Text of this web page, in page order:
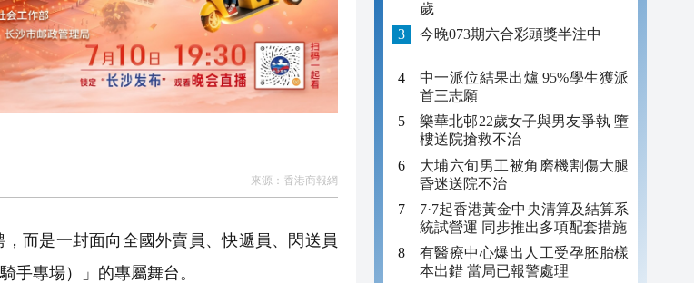
09:09
來源： 香港商報網
而是一封面向全國外賣員、快遞員、閃送員
手專場）」的專屬舞台。
歲
今晚073期六合彩頭獎半注中
中一派位結果出爐 95%學生獲派
首三志願
樂華北邨22歲女子與男友爭執 墮
樓送院搶救不治
大埔六旬男工被角磨機割傷大腿
昏迷送院不治
7·7起香港黃金中央清算及結算系
統試營運 同步推出多項配套措施
有醫療中心爆出人工受孕胚胎樣
本出錯 當局已報警處理